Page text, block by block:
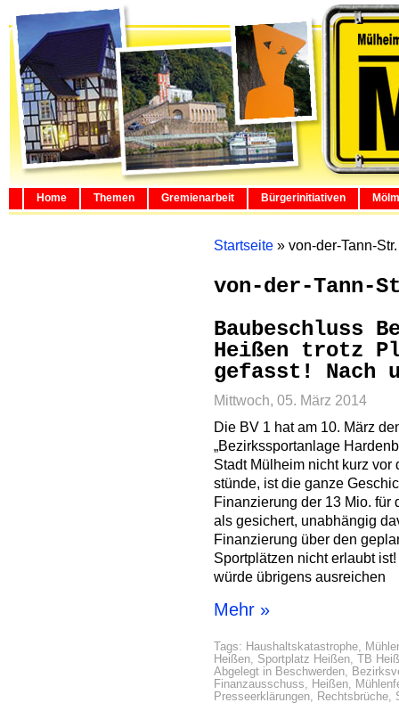
Home Themen Gremienarbeit Bürgerinitiativen
Startseite » von-der-Tann-Str.
von-der-Tann-
Baubeschluss
Heißen trotz
gefasst! Nach
Mittwoch, 05. März 2014
Die BV 1 hat am 10. März
„Bezirkssportanlage
Stadt Mülheim nicht kurz
stünde, ist die ganze
Finanzierung der 13 Mio. für
als gesichert, unabhängig
Finanzierung über den
Sportplätzen nicht erlaubt
würde übrigens ausreichen
Mehr »
Tags: Haushaltskatastrophe,
Heißen, Sportplatz Heißen, TB
Abgelegt in Beschwerden,
Finanzausschuss, Heißen,
Presseerklärungen, Rechtsbrüche,